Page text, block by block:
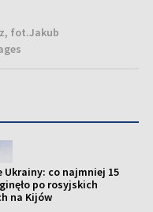
fot.Jakub
Ukrainy: co najmniej 15
po rosyjskich
na Kijów